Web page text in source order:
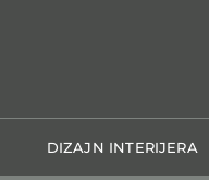
DIZAJN INTERIJERA